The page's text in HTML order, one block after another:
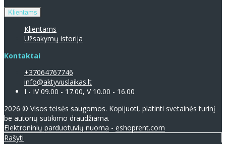
Klientams
Klientams
Užsakymų istorija
Kontaktai
+37064767746
info@aktyvuslaikas.lt
I - IV 09.00 - 17.00, V 10.00 - 16.00
2026 © Visos teisės saugomos. Kopijuoti, platinti svetainės turinį
be autorių sutikimo draudžiama.
Elektroninių parduotuvių nuoma - eshoprent.com
Rašyti